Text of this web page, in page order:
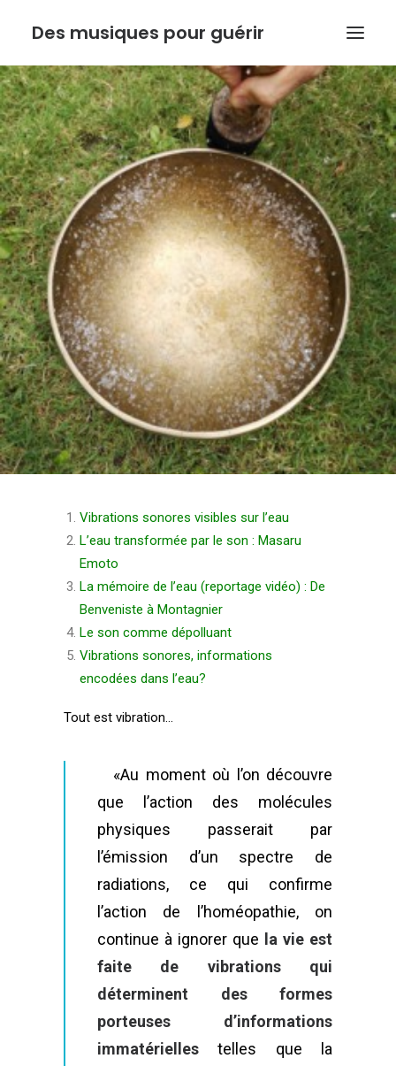
Des musiques pour guérir
ACCUEIL
ANTHONY DOUX
PSYCHORESONANCE
MUSIQUE DE L’INSTINCT
BOUTIQUE
ACTUALITE
Recherche
Login / Register
Panier
Vibrations sonores visibles sur l’eau
L’eau transformée par le son : Masaru
Emoto
La mémoire de l’eau (reportage vidéo) : De
Benveniste à Montagnier
Le son comme dépolluant
Vibrations sonores, informations
encodées dans l’eau?
Tout est vibration…
«Au moment où l’on découvre
que l’action des molécules
physiques passerait par
l’émission d’un spectre de
radiations, ce qui confirme
l’action de l’homéopathie, on
continue à ignorer que
la vie est
faite de vibrations qui
déterminent des formes
porteuses d’informations
immatérielles telles que la